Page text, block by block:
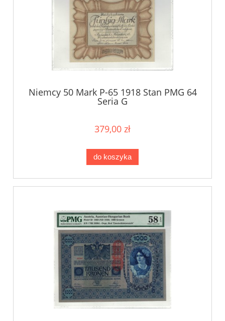
Niemcy 50 Mark P-65 1918 Stan PMG 64
Seria G
379,00 zł
do koszyka